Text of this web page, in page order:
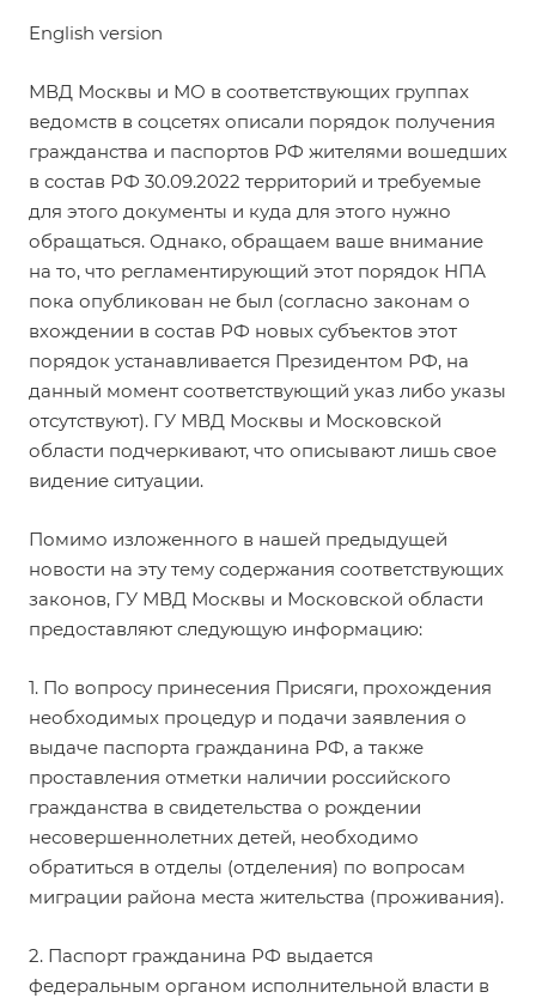
English version
МВД Москвы и МО в соответствующих группах
ведомств в соцсетях описали порядок получения
гражданства и паспортов РФ жителями вошедших
в состав РФ 30.09.2022 территорий и требуемые
для этого документы и куда для этого нужно
обращаться. Однако, обращаем ваше внимание
на то, что регламентирующий этот порядок НПА
пока опубликован не был (согласно законам о
вхождении в состав РФ новых субъектов этот
порядок устанавливается Президентом РФ, на
данный момент соответствующий указ либо указы
отсутствуют). ГУ МВД Москвы и Московской
области подчеркивают, что описывают лишь свое
видение ситуации.
Помимо изложенного в нашей предыдущей
новости на эту тему содержания соответствующих
законов, ГУ МВД Москвы и Московской области
предоставляют следующую информацию:
1. По вопросу принесения Присяги, прохождения
необходимых процедур и подачи заявления о
выдаче паспорта гражданина РФ, а также
проставления отметки наличии российского
гражданства в свидетельства о рождении
несовершеннолетних детей, необходимо
обратиться в отделы (отделения) по вопросам
миграции района места жительства (проживания).
2. Паспорт гражданина РФ выдается
федеральным органом исполнительной власти в